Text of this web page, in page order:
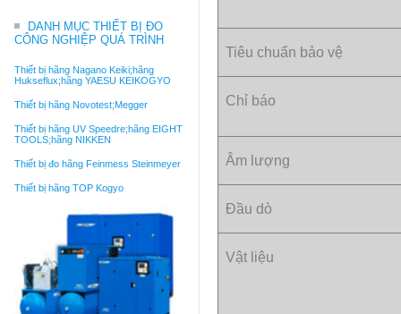
DANH MỤC THIẾT BỊ ĐO
CÔNG NGHIỆP QUÁ TRÌNH
Thiết bị hãng Nagano Keiki;hãng
Hukseflux;hãng YAESU KEIKOGYO
Thiết bị hãng Novotest;Megger
Thiết bị hãng UV Speedre;hãng EIGHT
TOOLS;hãng NIKKEN
Thiết bị đo hãng Feinmess Steinmeyer
Thiết bị hãng TOP Kogyo
Tiêu chuẩn bảo vệ
Chỉ báo
Âm lượng
Đầu dò
Vật liệu